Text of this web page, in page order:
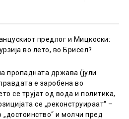
предлог и Мицкоски:
во лето, во Брисел?
пропадната држава (јули
е заробена во
се трујат од вода и политика,
се „реконструираат“ –
„достоинство“ и молчи пред